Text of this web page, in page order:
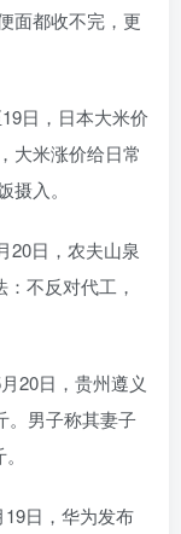
面都收不完，更
日，日本大米价
大米涨价给日常
入。
20日，农夫山泉
不反对代工，
20日，贵州遵义
。男子称其妻子
日，华为发布